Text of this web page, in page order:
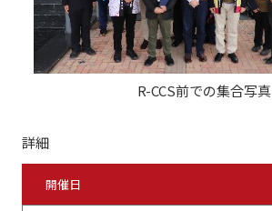
R-CCS前での集合写真
詳細
開催日